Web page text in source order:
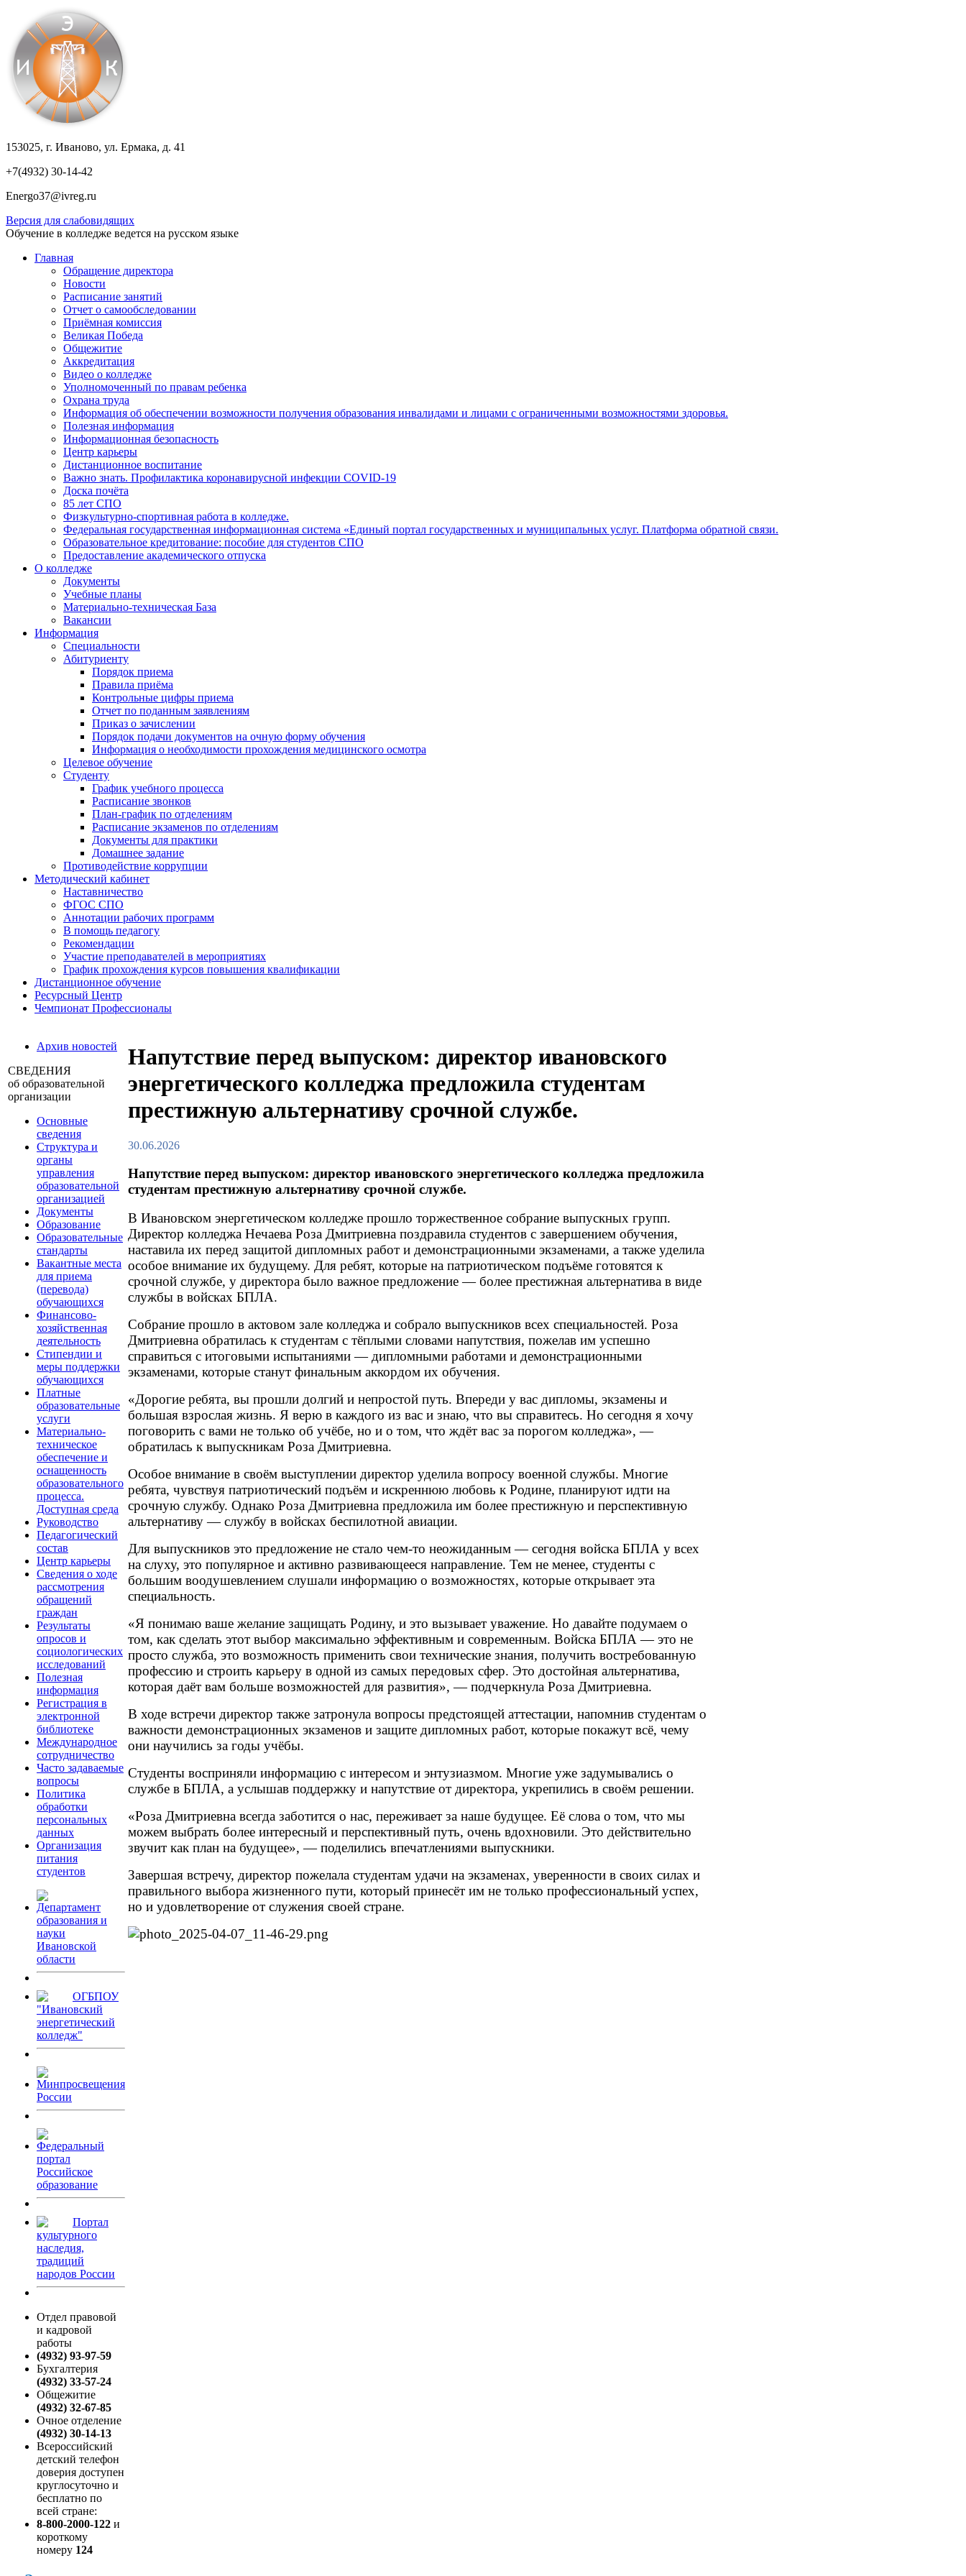
153025, г. Иваново, ул. Ермака, д. 41
+7(4932) 30-14-42
Energo37@ivreg.ru
Версия для слабовидящих
Обучение в колледже ведется на русском языке
Главная
Обращение директора
Новости
Расписание занятий
Отчет о самообследовании
Приёмная комиссия
Великая Победа
Общежитие
Аккредитация
Видео о колледже
Уполномоченный по правам ребенка
Охрана труда
Информация об обеспечении возможности получения образования инвалидами и лицами с ограниченными возможностями здоровья.
Полезная информация
Информационная безопасность
Центр карьеры
Дистанционное воспитание
Важно знать. Профилактика коронавирусной инфекции COVID-19
Доска почёта
85 лет СПО
Физкультурно-спортивная работа в колледже.
Федеральная государственная информационная система «Единый портал государственных и муниципальных услуг. Платформа обратной связи.
Образовательное кредитование: пособие для студентов СПО
Предоставление академического отпуска
О колледже
Документы
Учебные планы
Материально-техническая База
Вакансии
Информация
Специальности
Абитуриенту
Порядок приема
Правила приёма
Контрольные цифры приема
Отчет по поданным заявлениям
Приказ о зачислении
Порядок подачи документов на очную форму обучения
Информация о необходимости прохождения медицинского осмотра
Целевое обучение
Студенту
График учебного процесса
Расписание звонков
План-график по отделениям
Расписание экзаменов по отделениям
Документы для практики
Домашнее задание
Противодействие коррупции
Методический кабинет
Наставничество
ФГОС СПО
Аннотации рабочих программ
В помощь педагогу
Рекомендации
Участие преподавателей в мероприятиях
График прохождения курсов повышения квалификации
Дистанционное обучение
Ресурсный Центр
Чемпионат Профессионалы
Архив новостей
СВЕДЕНИЯ
об образовательной
организации
Основные
сведения
Структура и
органы
управления
образовательной
организацией
Документы
Образование
Образовательные
стандарты
Вакантные места
для приема
(перевода)
обучающихся
Финансово-
хозяйственная
деятельность
Стипендии и
меры поддержки
обучающихся
Платные
образовательные
услуги
Материально-
техническое
обеспечение и
оснащенность
образовательного
процесса.
Доступная среда
Руководство
Педагогический
состав
Центр карьеры
Сведения о ходе
рассмотрения
обращений
граждан
Результаты
опросов и
социологических
исследований
Полезная
информация
Регистрация в
электронной
библиотеке
Международное
сотрудничество
Часто задаваемые
вопросы
Политика
обработки
персональных
данных
Организация
питания
студентов
Департамент
образования и
науки
Ивановской
области
ОГБПОУ
"Ивановский
энергетический
колледж"
Минпросвещения
России
Федеральный
портал
Российское
образование
Портал
культурного
наследия,
традиций
народов России
Отдел правовой
и кадровой
работы
(4932) 93-97-59
Бухгалтерия
(4932) 33-57-24
Общежитие
(4932) 32-67-85
Очное отделение
(4932) 30-14-13
Всероссийский
детский телефон
доверия доступен
круглосуточно и
бесплатно по
всей стране:
8-800-2000-122 и
короткому
номеру 124
Напутствие перед выпуском: директор ивановского
энергетического колледжа предложила студентам
престижную альтернативу срочной службе.
30.06.2026
Напутствие перед выпуском: директор ивановского энергетического колледжа предложила
студентам престижную альтернативу срочной службе.
В Ивановском энергетическом колледже прошло торжественное собрание выпускных групп.
Директор колледжа Нечаева Роза Дмитриевна поздравила студентов с завершением обучения,
наставила их перед защитой дипломных работ и демонстрационными экзаменами, а также уделила
особое внимание их будущему. Для ребят, которые на патриотическом подъёме готовятся к
срочной службе, у директора было важное предложение — более престижная альтернатива в виде
службы в войсках БПЛА.
Собрание прошло в актовом зале колледжа и собрало выпускников всех специальностей. Роза
Дмитриевна обратилась к студентам с тёплыми словами напутствия, пожелав им успешно
справиться с итоговыми испытаниями — дипломными работами и демонстрационными
экзаменами, которые станут финальным аккордом их обучения.
«Дорогие ребята, вы прошли долгий и непростой путь. Впереди у вас дипломы, экзамены и
большая взрослая жизнь. Я верю в каждого из вас и знаю, что вы справитесь. Но сегодня я хочу
поговорить с вами не только об учёбе, но и о том, что ждёт вас за порогом колледжа», —
обратилась к выпускникам Роза Дмитриевна.
Особое внимание в своём выступлении директор уделила вопросу военной службы. Многие
ребята, чувствуя патриотический подъём и искреннюю любовь к Родине, планируют идти на
срочную службу. Однако Роза Дмитриевна предложила им более престижную и перспективную
альтернативу — службу в войсках беспилотной авиации.
Для выпускников это предложение не стало чем-то неожиданным — сегодня войска БПЛА у всех
на слуху, это популярное и активно развивающееся направление. Тем не менее, студенты с
большим воодушевлением слушали информацию о возможностях, которые открывает эта
специальность.
«Я понимаю ваше желание защищать Родину, и это вызывает уважение. Но давайте подумаем о
том, как сделать этот выбор максимально эффективным и современным. Войска БПЛА — это не
просто служба, это возможность применить свои технические знания, получить востребованную
профессию и строить карьеру в одной из самых передовых сфер. Это достойная альтернатива,
которая даёт вам больше возможностей для развития», — подчеркнула Роза Дмитриевна.
В ходе встречи директор также затронула вопросы предстоящей аттестации, напомнив студентам о
важности демонстрационных экзаменов и защите дипломных работ, которые покажут всё, чему
они научились за годы учёбы.
Студенты восприняли информацию с интересом и энтузиазмом. Многие уже задумывались о
службе в БПЛА, а услышав поддержку и напутствие от директора, укрепились в своём решении.
«Роза Дмитриевна всегда заботится о нас, переживает за наше будущее. Её слова о том, что мы
можем выбрать более интересный и перспективный путь, очень вдохновили. Это действительно
звучит как план на будущее», — поделились впечатлениями выпускники.
Завершая встречу, директор пожелала студентам удачи на экзаменах, уверенности в своих силах и
правильного выбора жизненного пути, который принесёт им не только профессиональный успех,
но и удовлетворение от служения своей стране.